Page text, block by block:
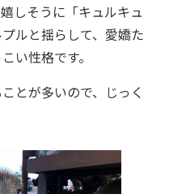
しそうに「キュルキュ
ルと揺らして、愛嬌た
い性格です。
とが多いので、じっく